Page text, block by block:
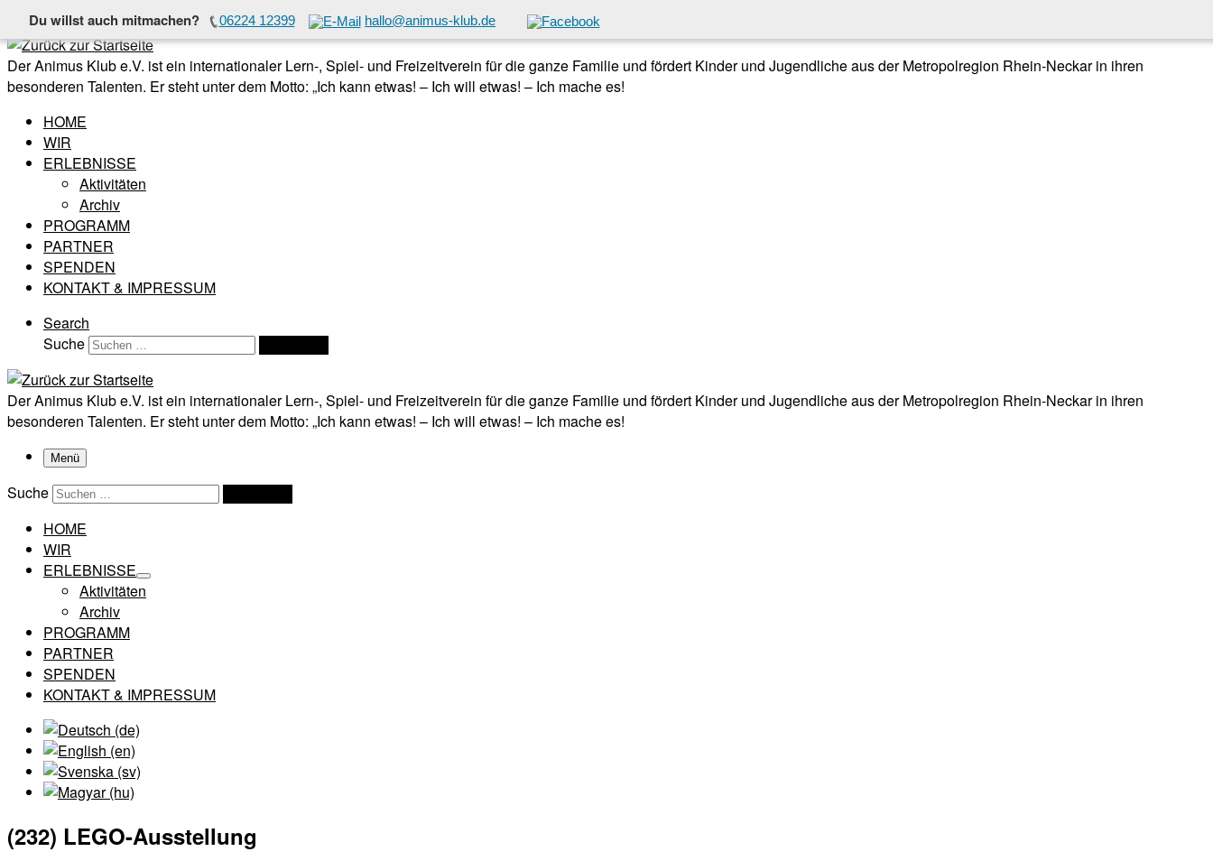
Du willst auch mitmachen? 06224 12399 hallo@animus-klub.de
Zum Inhalt springen
Der Animus Klub e.V. ist ein internationaler Lern-, Spiel- und Freizeitverein für die ganze Familie und fördert Kinder und Jugendliche aus der Metropolregion Rhein-Neckar in ihren
besonderen Talenten. Er steht unter dem Motto: „Ich kann etwas! – Ich will etwas! – Ich mache es!
HOME
WIR
ERLEBNISSE
Aktivitäten
Archiv
PROGRAMM
PARTNER
SPENDEN
KONTAKT & IMPRESSUM
Search
Suche
Der Animus Klub e.V. ist ein internationaler Lern-, Spiel- und Freizeitverein für die ganze Familie und fördert Kinder und Jugendliche aus der Metropolregion Rhein-Neckar in ihren
besonderen Talenten. Er steht unter dem Motto: „Ich kann etwas! – Ich will etwas! – Ich mache es!
Menü
Suche
HOME
WIR
ERLEBNISSE
Aktivitäten
Archiv
PROGRAMM
PARTNER
SPENDEN
KONTAKT & IMPRESSUM
(232) LEGO-Ausstellung